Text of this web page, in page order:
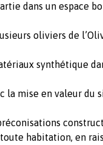
dans un espace
oliviers de
synthétique
la mise en valeur du
habitation, en